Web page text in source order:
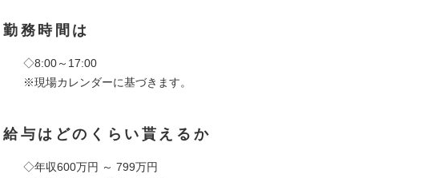
勤務時間は
◇8:00～17:00
※現場カレンダーに基づきます。
給与はどのくらい貰えるか
◇年収600万円 ～ 799万円